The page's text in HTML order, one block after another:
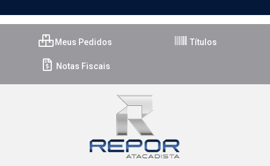
Meus Pedidos Títulos
Notas Fiscais